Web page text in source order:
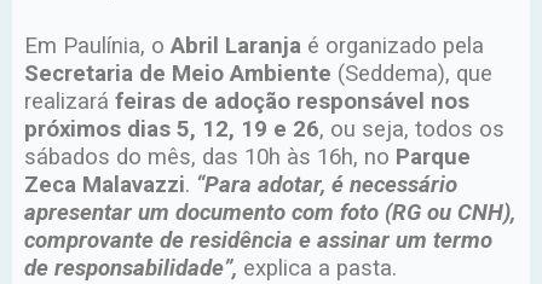
Em Paulínia, o Abril Laranja é organizado pela
Secretaria de Meio Ambiente (Seddema), que
realizará feiras de adoção responsável nos
próximos dias 5, 12, 19 e 26, ou seja, todos os
sábados do mês, das 10h às 16h, no Parque
Zeca Malavazzi. “Para adotar, é necessário
apresentar um documento com foto (RG ou CNH),
comprovante de residência e assinar um termo
de responsabilidade”, explica a pasta.